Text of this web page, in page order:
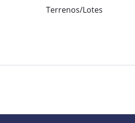
Terrenos/Lotes